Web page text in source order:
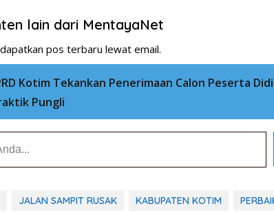
lain dari MentayaNet
pos terbaru lewat email.
Kotim Tekankan Penerimaan Calon Peserta
Pungli
JALAN SAMPIT RUSAK KABUPATEN KOTIM